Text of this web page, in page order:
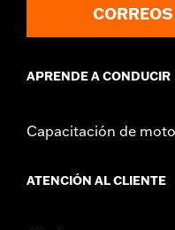
APRENDE A CONDUCIR
Capacitación de
ATENCIÓN AL CLIENTE